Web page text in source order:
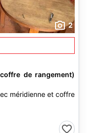
2
de rangement)
méridienne et coffre